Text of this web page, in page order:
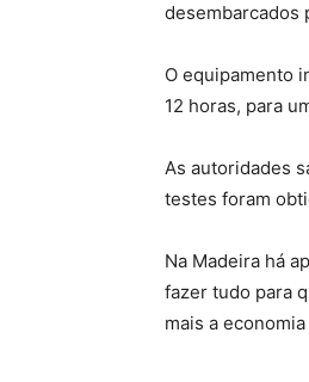
desembarcados
O equipamento
12 horas, para
As autoridades
testes foram
Na Madeira há
fazer tudo para
mais a